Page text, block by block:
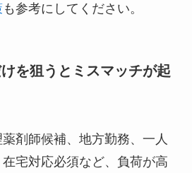
も参考にしてください。
を狙うとミスマッチが起
剤師候補、地方勤務、一人
宅対応必須など、負荷が高